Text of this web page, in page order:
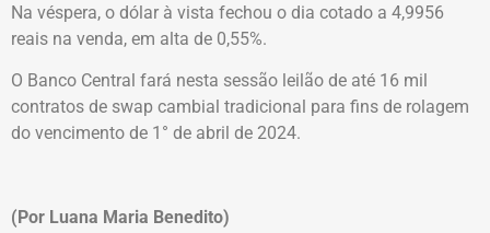
Na véspera, o dólar à vista fechou o dia cotado a 4,9956
reais na venda, em alta de 0,55%.
O Banco Central fará nesta sessão leilão de até 16 mil
contratos de swap cambial tradicional para fins de rolagem
do vencimento de 1° de abril de 2024.
(Por Luana Maria Benedito)